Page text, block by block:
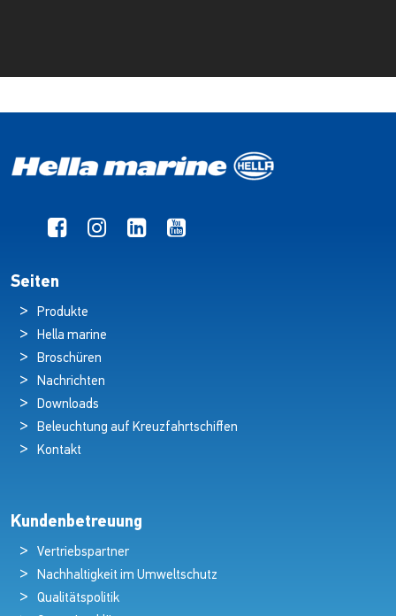
Seiten
Produkte
Hella marine
Broschüren
Nachrichten
Downloads
Beleuchtung auf Kreuzfahrtschiffen
Kontakt
Kundenbetreuung
Vertriebspartner
Nachhaltigkeit im Umweltschutz
Qualitätspolitik